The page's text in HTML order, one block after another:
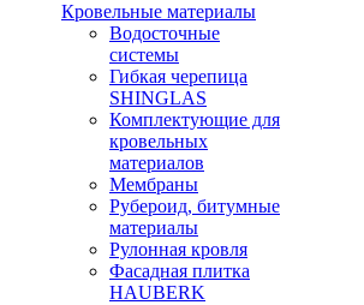
Кровельные материалы
Водосточные
системы
Гибкая черепица
SHINGLAS
Комплектующие для
кровельных
материалов
Мембраны
Рубероид, битумные
материалы
Рулонная кровля
Фасадная плитка
HAUBERK